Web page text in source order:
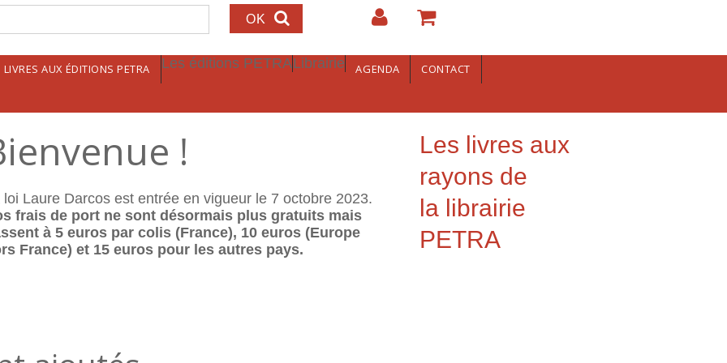
LIVRES AUX ÉDITIONS PETRA Les éditions PETRALibrairie AGENDA
CONTACT
!
loi Laure Darcos est entrée en vigueur le 7 octobre 2023.
frais de port ne sont désormais plus gratuits mais
à 5 euros par colis (France), 10 euros (Europe
France) et 15 euros pour les autres pays.
Les livres aux
rayons de
la librairie
PETRA